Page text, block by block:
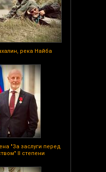
река Найба
"За заслуги перед
II степени